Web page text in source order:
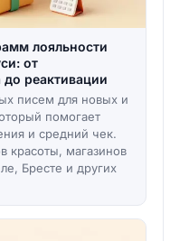
лояльности
от
до реактивации
писем для новых и
помогает
и средний чек.
красоты, магазинов
Бресте и других